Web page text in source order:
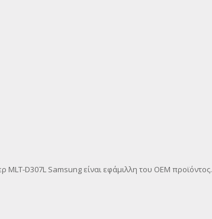
D307L Samsung είναι εφάμιλλη του OEM προϊόντος.